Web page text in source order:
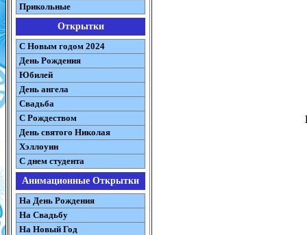
Прикольные
Открытки
С Новым годом 2024
День Рождения
Юбилей
День ангела
Свадьба
С Рождеством
День святого Николая
Хэллоуин
С днем студента
Анимационные Открытки
На День Рождения
На Свадьбу
На Новый Год